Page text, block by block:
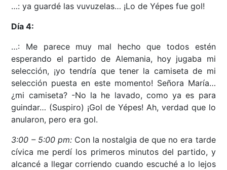
…: ya guardé las vuvuzelas… ¡Lo de Yépes fue gol!
Día 4:
…: Me parece muy mal hecho que todos estén
esperando el partido de Alemania, hoy jugaba mi
selección, ¡yo tendría que tener la camiseta de mi
selección puesta en este momento! Señora María…
¿mi camiseta? -No la he lavado, como ya es para
guindar… (Suspiro) ¡Gol de Yépes! Ah, verdad que lo
anularon, pero era gol.
3:00 – 5:00 pm: Con la nostalgia de que no era tarde
cívica me perdí los primeros minutos del partido, y
alcancé a llegar corriendo cuando escuché a lo lejos